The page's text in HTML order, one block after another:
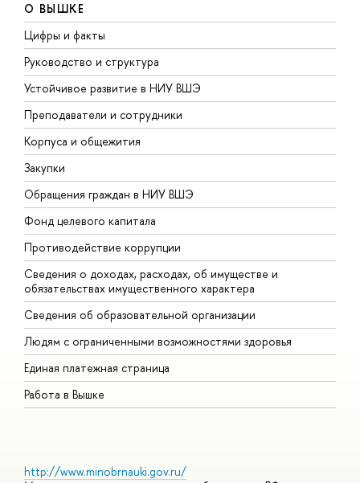
О ВЫШКЕ
Цифры и факты
Руководство и структура
Устойчивое развитие в НИУ ВШЭ
Преподаватели и сотрудники
Корпуса и общежития
Закупки
Обращения граждан в НИУ ВШЭ
Фонд целевого капитала
Противодействие коррупции
Сведения о доходах, расходах, об имуществе и
обязательствах имущественного характера
Сведения об образовательной организации
Людям с ограниченными возможностями здоровья
Единая платежная страница
Работа в Вышке
http://www.minobrnauki.gov.ru/